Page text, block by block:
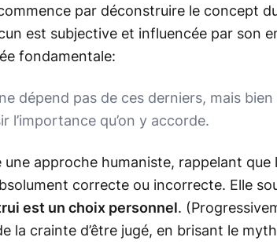
par déconstruire le concept
est subjective et influencée par son
fondamentale:
dépend pas de ces derniers, mais
l’importance qu’on y accorde.
approche humaniste, rappelant
correcte ou incorrecte. Elle
est un choix personnel.
la crainte d’être jugé, en brisant le